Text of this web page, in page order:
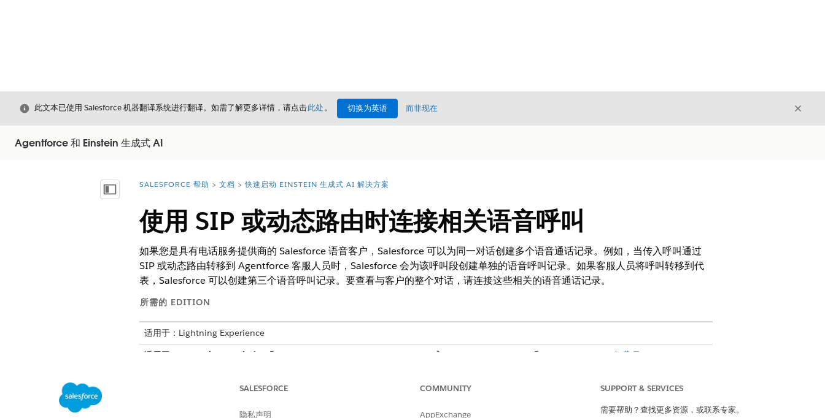
关闭
此文本已使用 Salesforce 机器翻译系统进行翻译。如需了解更多详情，请点击此处。 切换为英语 而非现在 关闭
Agentforce 和 Einstein 生成式 AI
显示目录 您在此处：
SALESFORCE 帮助 文档 快速启动 EINSTEIN 生成式 AI 解决方案
使用 SIP 或动态路由时连接相关语音呼叫
如果您是具有电话服务提供商的 Salesforce 语音客户，Salesforce 可以为同一对话创建多个语音通话记录。例如，当传入呼叫通过
SIP 或动态路由转移到 Agentforce 客服人员时，Salesforce 会为该呼叫段创建单独的语音呼叫记录。如果客服人员将呼叫转移到代
表，Salesforce 可以创建第三个语音呼叫记录。要查看与客户的整个对话，请连接这些相关的语音通话记录。
所需的 EDITION
适用于：Lightning Experience
适用于：
Enterprise Unlimited 和 Editions with Foundations 或 Agentforce 1 Editions 和 Salesforce Voice 加载项
SALESFORCE
隐私声明
COMMUNITY
AppExchange
SUPPORT & SERVICES
需要帮助？查找更多资源，或联系专家。